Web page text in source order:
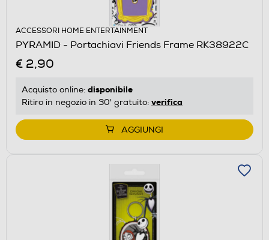
ACCESSORI HOME ENTERTAINMENT
PYRAMID - Portachiavi Friends Frame RK38922C
€ 2,90
Acquisto online: disponibile
Ritiro in negozio in 30' gratuito: verifica
AGGIUNGI